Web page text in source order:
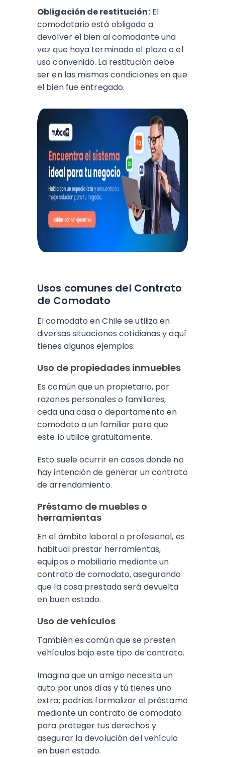
Obligación de restitución:El
comodatario está obligado a
devolver el bien al comodante una
vez que haya terminado el plazo o el
uso convenido. La restitución debe
ser en las mismas condiciones en que
el bien fue entregado.
Usos comunes del Contrato
de Comodato
El comodato en Chile se utiliza en
diversas situaciones cotidianas y aquí
tienes algunos ejemplos:
Uso de propiedades inmuebles
Es común que un propietario, por
razones personales o familiares,
ceda una casa o departamento en
comodato a un familiar para que
este lo utilice gratuitamente.
Esto suele ocurrir en casos donde no
hay intención de generar un contrato
de arrendamiento.
Préstamo de muebles o
herramientas
En el ámbito laboral o profesional, es
habitual prestar herramientas,
equipos o mobiliario mediante un
contrato de comodato, asegurando
que la cosa prestada será devuelta
en buen estado.
Uso de vehículos
También es común que se presten
vehículos bajo este tipo de contrato.
Imagina que un amigo necesita un
auto por unos días y tú tienes uno
extra; podrías formalizar el préstamo
mediante un contrato de comodato
para proteger tus derechos y
asegurar la devolución del vehículo
en buen estado.